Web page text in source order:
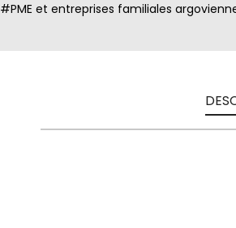
#PME et entreprises familiales